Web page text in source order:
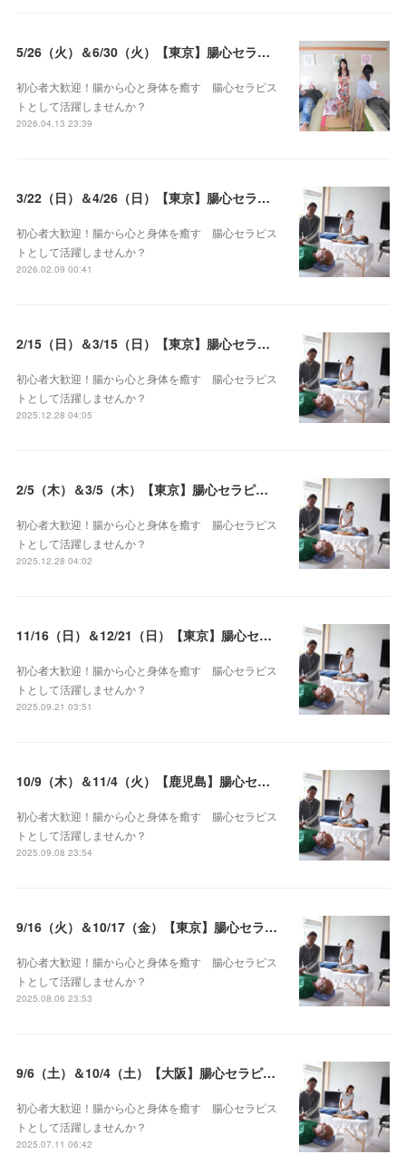
5/26（火）＆6/30（火）【東京】腸心セラピスト養成コース《２日間コース》開講決定
初心者大歓迎！腸から心と身体を癒す 腸心セラピス
トとして活躍しませんか？
2026.04.13 23:39
3/22（日）＆4/26（日）【東京】腸心セラピスト養成コース《２日間コース》開講決定
初心者大歓迎！腸から心と身体を癒す 腸心セラピス
トとして活躍しませんか？
2026.02.09 00:41
2/15（日）＆3/15（日）【東京】腸心セラピスト養成コース《２日間コース》開講決定
初心者大歓迎！腸から心と身体を癒す 腸心セラピス
トとして活躍しませんか？
2025.12.28 04:05
2/5（木）＆3/5（木）【東京】腸心セラピスト養成コース《２日間コース》開講決定
初心者大歓迎！腸から心と身体を癒す 腸心セラピス
トとして活躍しませんか？
2025.12.28 04:02
11/16（日）＆12/21（日）【東京】腸心セラピスト養成コース《２日間コース》開講決定
初心者大歓迎！腸から心と身体を癒す 腸心セラピス
トとして活躍しませんか？
2025.09.21 03:51
10/9（木）＆11/4（火）【鹿児島】腸心セラピスト養成コース《２日間コース》開講決定
初心者大歓迎！腸から心と身体を癒す 腸心セラピス
トとして活躍しませんか？
2025.09.08 23:54
9/16（火）＆10/17（金）【東京】腸心セラピスト養成コース《２日間コース》開講決定
初心者大歓迎！腸から心と身体を癒す 腸心セラピス
トとして活躍しませんか？
2025.08.06 23:53
9/6（土）＆10/4（土）【大阪】腸心セラピスト養成コース《２日間コース》開講決定
初心者大歓迎！腸から心と身体を癒す 腸心セラピス
トとして活躍しませんか？
2025.07.11 06:42